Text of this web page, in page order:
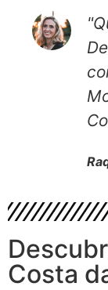
Costa